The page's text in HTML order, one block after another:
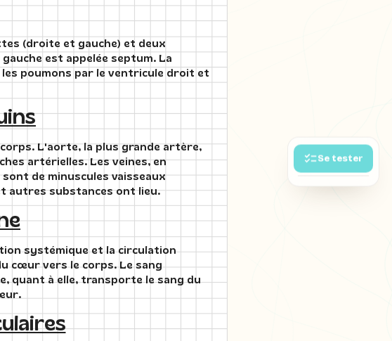
Se tester
(droite et gauche) et deux
est appelée septum. La
poumons par le ventricule droit et
L'aorte, la plus grande artère,
artérielles. Les veines, en
de minuscules vaisseaux
autres substances ont lieu.
systémique et la circulation
cœur vers le corps. Le sang
quant à elle, transporte le sang du